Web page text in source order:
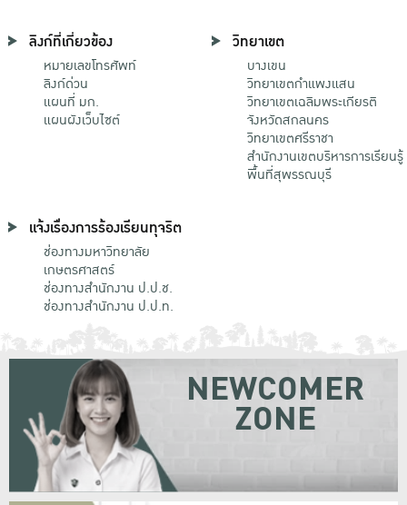
ลิงก์ที่เกี่ยวข้อง
หมายเลขโทรศัพท์
ลิงก์ด่วน
แผนที่ มก.
แผนผังเว็บไซต์
วิทยาเขต
บางเขน
วิทยาเขตกําแพงแสน
วิทยาเขตเฉลิมพระเกียรติ
จังหวัดสกลนคร
วิทยาเขตศรีราชา
สำนักงานเขตบริหารการเรียนรู้
พื้นที่สุพรรณบุรี
แจ้งเรื่องการร้องเรียนทุจริต
ช่องทางมหาวิทยาลัย
เกษตรศาสตร์
ช่องทางสำนักงาน ป.ป.ช.
ช่องทางสำนักงาน ป.ป.ท.
NEWCOMER
ZONE